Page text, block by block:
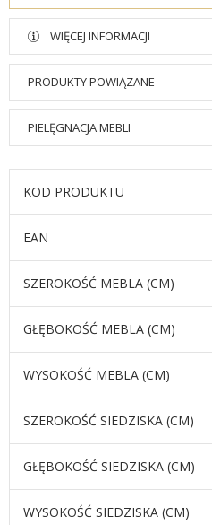
WIĘCEJ INFORMACJI
PRODUKTY POWIĄZANE
PIELĘGNACJA MEBLI
KOD PRODUKTU
EAN
SZEROKOŚĆ MEBLA (CM)
GŁĘBOKOŚĆ MEBLA (CM)
WYSOKOŚĆ MEBLA (CM)
SZEROKOŚĆ SIEDZISKA (CM)
GŁĘBOKOŚĆ SIEDZISKA (CM)
WYSOKOŚĆ SIEDZISKA (CM)